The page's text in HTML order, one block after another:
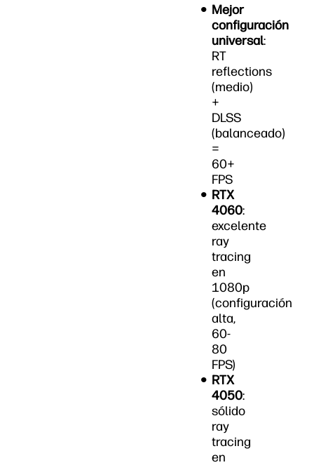
Mejor
configuración
universal:
RT
reflections
(medio)
+
DLSS
(balanceado)
=
60+
FPS
RTX
4060:
excelente
ray
tracing
en
1080p
(configuración
alta,
60-
80
FPS)
RTX
4050:
sólido
ray
tracing
en